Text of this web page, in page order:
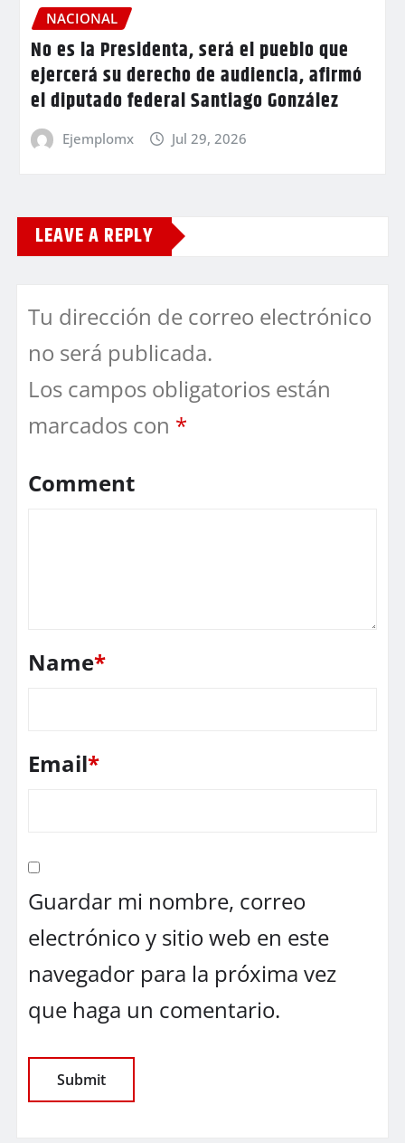
NACIONAL
No es la Presidenta, será el pueblo que
ejercerá su derecho de audiencia, afirmó
el diputado federal Santiago González
Ejemplomx Jul 29, 2026
LEAVE A REPLY
Tu dirección de correo electrónico
no será publicada.
Los campos obligatorios están
marcados con *
Comment
Name*
Email*
Guardar mi nombre, correo
electrónico y sitio web en este
navegador para la próxima vez
que haga un comentario.